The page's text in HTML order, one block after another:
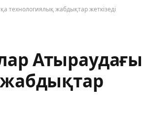
технологиялық жабдықтар жеткізеді
Атыраудағы